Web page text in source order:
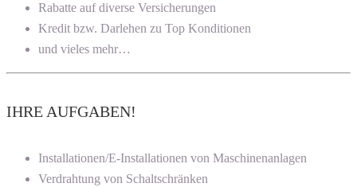
Rabatte auf diverse Versicherungen
Kredit bzw. Darlehen zu Top Konditionen
und vieles mehr…
IHRE AUFGABEN!
Installationen/E-Installationen von Maschinenanlagen
Verdrahtung von Schaltschränken